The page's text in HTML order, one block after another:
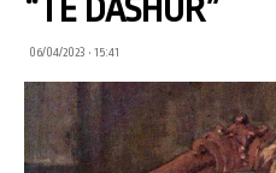
“TË DASHUR”
06/04/2023 • 15:41